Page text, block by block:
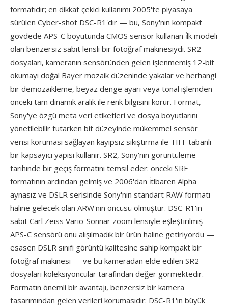
formatıdır; en dikkat çekici kullanımı 2005'te piyasaya
sürülen Cyber-shot DSC-R1'dır — bu, Sony'nın kompakt
gövdede APS-C boyutunda CMOS sensör kullanan i̇lk modeli
olan benzersiz sabit lensli bir fotoğraf makinesiydi. SR2
dosyaları, kameranın sensöründen gelen işlenmemiş 12-bit
okumayı doğal Bayer mozaik düzeninde yakalar ve herhangi
bir demozaikleme, beyaz denge ayarı veya tonal işlemden
önceki tam dinamik aralık ile renk bilgisini korur. Format,
Sony'ye özgü meta veri etiketleri ve dosya boyutlarını
yönetilebilir tutarken bit düzeyinde mükemmel sensör
verisi koruması sağlayan kayıpsız sıkıştırma ile TIFF tabanlı
bir kapsayıcı yapısı kullanır. SR2, Sony'nın görüntüleme
tarihinde bir geçiş formatını temsil eder: önceki SRF
formatının ardından gelmiş ve 2006'dan i̇tibaren Alpha
aynasız ve DSLR serisinde Sony'nın standart RAW formatı
haline gelecek olan ARW'nın öncüsü olmuştur. DSC-R1'ın
sabit Carl Zeiss Vario-Sonnar zoom lensiyle eşleştirilmiş
APS-C sensörü onu alışılmadık bir ürün haline getiriyordu —
esasen DSLR sınıfı görüntü kalitesine sahip kompakt bir
fotoğraf makinesi — ve bu kameradan elde edilen SR2
dosyaları koleksiyoncular tarafından değer görmektedir.
Formatın önemli bir avantajı, benzersiz bir kamera
tasarımından gelen verileri korumasıdır: DSC-R1'ın büyük